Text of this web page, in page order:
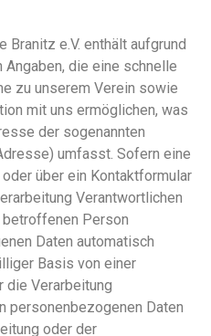
Branitz e.V. enthält aufgrund
die eine schnelle
zu unserem Verein sowie
mit uns ermöglichen, was
der sogenannten
umfasst. Sofern eine
über ein Kontaktformular
Verantwortlichen
Person
Daten automatisch
Basis von einer
die Verarbeitung
personenbezogenen Daten
oder der